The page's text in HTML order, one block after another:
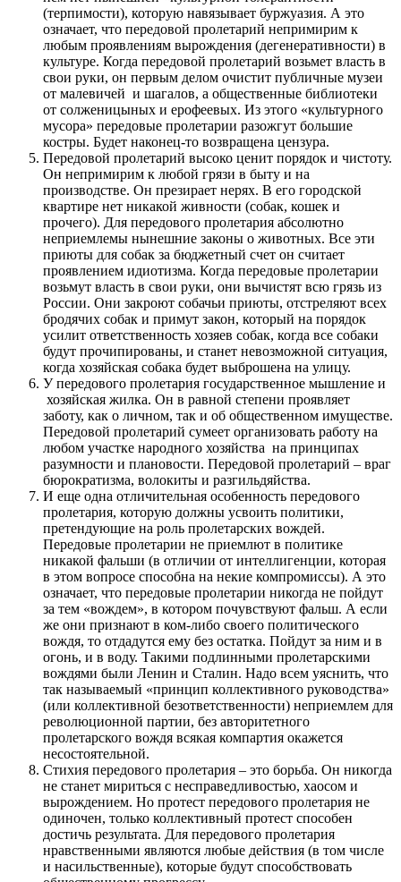
(терпимости), которую навязывает буржуазия. А это
означает, что передовой пролетарий непримирим к
любым проявлениям вырождения (дегенеративности) в
культуре. Когда передовой пролетарий возьмет власть в
свои руки, он первым делом очистит публичные музеи
от малевичей и шагалов, а общественные библиотеки
от солженицыных и ерофеевых. Из этого «культурного
мусора» передовые пролетарии разожгут большие
костры. Будет наконец-то возвращена цензура.
Передовой пролетарий высоко ценит порядок и чистоту.
Он непримирим к любой грязи в быту и на
производстве. Он презирает нерях. В его городской
квартире нет никакой живности (собак, кошек и
прочего). Для передового пролетария абсолютно
неприемлемы нынешние законы о животных. Все эти
приюты для собак за бюджетный счет он считает
проявлением идиотизма. Когда передовые пролетарии
возьмут власть в свои руки, они вычистят всю грязь из
России. Они закроют собачьи приюты, отстреляют всех
бродячих собак и примут закон, который на порядок
усилит ответственность хозяев собак, когда все собаки
будут прочипированы, и станет невозможной ситуация,
когда хозяйская собака будет выброшена на улицу.
У передового пролетария государственное мышление и
хозяйская жилка. Он в равной степени проявляет
заботу, как о личном, так и об общественном имуществе.
Передовой пролетарий сумеет организовать работу на
любом участке народного хозяйства на принципах
разумности и плановости. Передовой пролетарий – враг
бюрократизма, волокиты и разгильдяйства.
И еще одна отличительная особенность передового
пролетария, которую должны усвоить политики,
претендующие на роль пролетарских вождей.
Передовые пролетарии не приемлют в политике
никакой фальши (в отличии от интеллигенции, которая
в этом вопросе способна на некие компромиссы). А это
означает, что передовые пролетарии никогда не пойдут
за тем «вождем», в котором почувствуют фальш. А если
же они признают в ком-либо своего политического
вождя, то отдадутся ему без остатка. Пойдут за ним и в
огонь, и в воду. Такими подлинными пролетарскими
вождями были Ленин и Сталин. Надо всем уяснить, что
так называемый «принцип коллективного руководства»
(или коллективной безответственности) неприемлем для
революционной партии, без авторитетного
пролетарского вождя всякая компартия окажется
несостоятельной.
Стихия передового пролетария – это борьба. Он никогда
не станет мириться с несправедливостью, хаосом и
вырождением. Но протест передового пролетария не
одиночен, только коллективный протест способен
достичь результата. Для передового пролетария
нравственными являются любые действия (в том числе
и насильственные), которые будут способствовать